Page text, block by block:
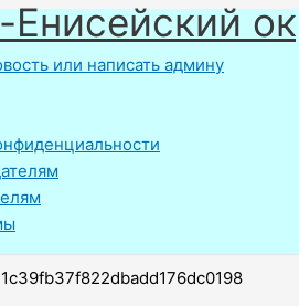
или написать админу